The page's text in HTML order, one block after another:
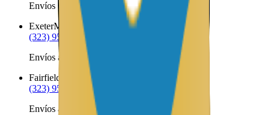
Envíos a Nicaragua desde Eustis
ExeterME
(323) 953-8100
Envíos a Nicaragua desde Exeter
Fairfield
(323) 953-8100
Envíos a Nicaragua desde Fairfield